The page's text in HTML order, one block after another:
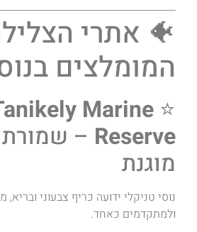
🐠 אתרי
המומלצים
⭐
Marine
Reserve
–
מוגנת
נוסי טניקלי ידועה כריף צבעוני
ולמתקדמים כאחד.